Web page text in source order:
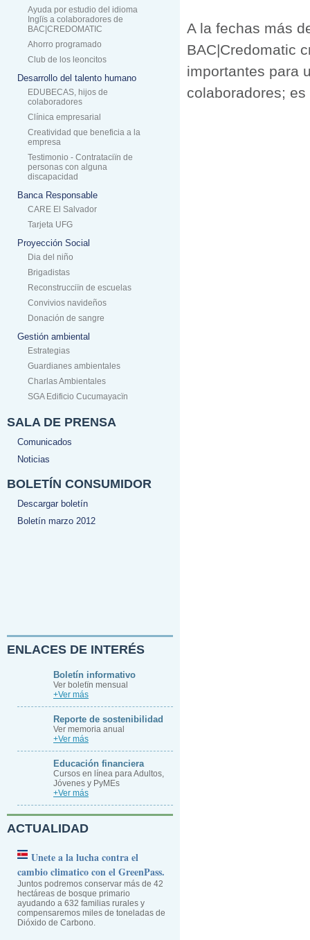
Ayuda por estudio del idioma
Inglïs a colaboradores de
BAC|CREDOMATIC
Ahorro programado
Club de los leoncitos
Desarrollo del talento humano
EDUBECAS, hijos de
colaboradores
Clínica empresarial
Creatividad que beneficia a la
empresa
Testimonio - Contrataciïn de
personas con alguna
discapacidad
Banca Responsable
CARE El Salvador
Tarjeta UFG
Proyección Social
Dia del niño
Brigadistas
Reconstrucciïn de escuelas
Convivios navideños
Donación de sangre
Gestión ambiental
Estrategias
Guardianes ambientales
Charlas Ambientales
SGA Edificio Cucumayacïn
SALA DE PRENSA
Comunicados
Noticias
BOLETÍN CONSUMIDOR
Descargar boletín
Boletín marzo 2012
ENLACES DE INTERÉS
Boletín informativo
Ver boletïn mensual
+Ver más
Reporte de sostenibilidad
Ver memoria anual
+Ver más
Educación financiera
Cursos en línea para Adultos,
Jóvenes y PyMEs
+Ver más
ACTUALIDAD
Unete a la lucha contra el
cambio climatico con el GreenPass.
Juntos podremos conservar más de 42
hectáreas de bosque primario
ayudando a 632 familias rurales y
compensaremos miles de toneladas de
Dióxido de Carbono.
A la fechas más
BAC|Credomatic
importantes para
colaboradores;